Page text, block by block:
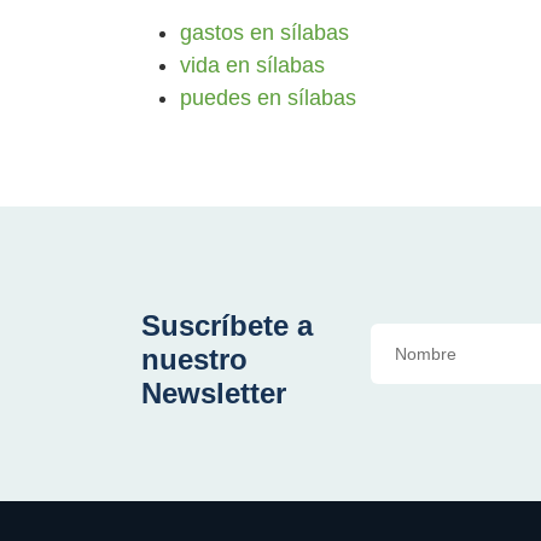
gastos en sílabas
vida en sílabas
puedes en sílabas
Suscríbete a
nuestro
Newsletter